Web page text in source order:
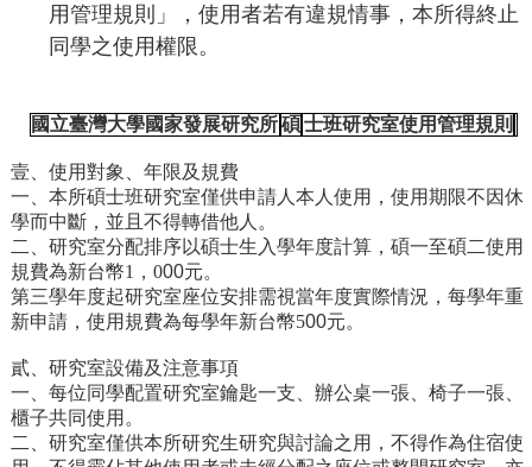
職
班
學
術
研
究
家
發
展
研
用管理規則」，使用者若有違規情事，本所得終止
同學之使用權限。
國立臺灣大學國家發展研究所碩 士班研究室使用管理規則
壹、使用對象、年限及規費
一、本所碩士班研究室僅供申請人本人使用，使用期限不因休
學而中斷，並且不得轉借他人。
二、研究室分配排序以碩士生入學年度計算，碩一至碩二使用
規費為新台幣1 ，000元。
第三學年度起研究室座位安排需視當年度實際情況，每學年重
新申請，使用規費為每學年新台幣500元。
貳、研究室設備及注意事項
一、每位同學配置研究室鑰匙一支、辦公桌一張、椅子一張、
櫃子共同使用。
二、研究室僅供本所研究生研究與討論之用，不得作為住宿使